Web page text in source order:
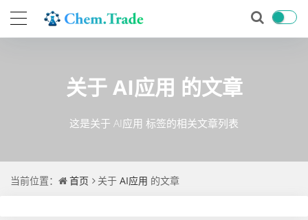
关于AI应用 的文章
这是关于 AI应用 标签的相关文章列表
当前位置： 首页 关于 AI应用 的文章